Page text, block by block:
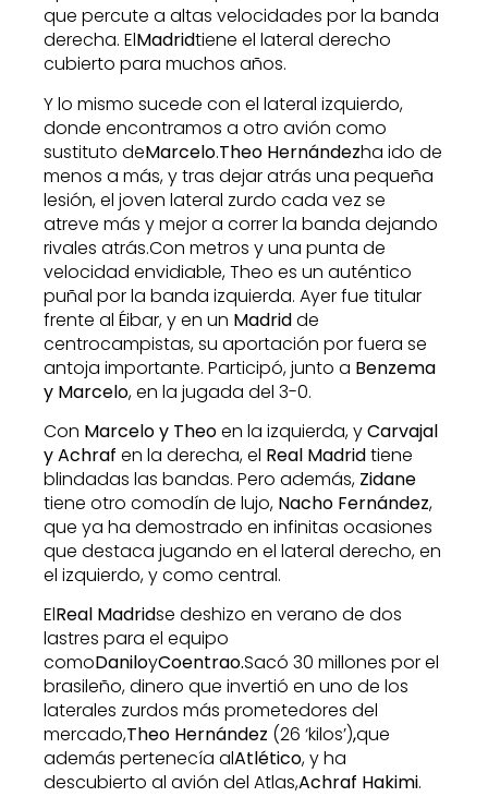
que percute a altas velocidades por la banda
derecha. ElMadridtiene el lateral derecho
cubierto para muchos años.
Y lo mismo sucede con el lateral izquierdo,
donde encontramos a otro avión como
sustituto deMarcelo.Theo Hernándezha ido de
menos a más, y tras dejar atrás una pequeña
lesión, el joven lateral zurdo cada vez se
atreve más y mejor a correr la banda dejando
rivales atrás.Con metros y una punta de
velocidad envidiable, Theo es un auténtico
puñal por la banda izquierda. Ayer fue titular
frente al Éibar, y en un Madridde
centrocampistas, su aportación por fuera se
antoja importante. Participó, junto a Benzema
y Marcelo, en la jugada del 3-0.
Con Marcelo y Theoen la izquierda, yCarvajal
y Achraf en la derecha, el Real Madridtiene
blindadas las bandas. Pero además, Zidane
tiene otro comodín de lujo, Nacho Fernández,
que ya ha demostrado en infinitas ocasiones
que destaca jugando en el lateral derecho, en
el izquierdo, y como central.
ElReal Madridse deshizo en verano de dos
lastres para el equipo
comoDaniloyCoentrao.Sacó 30 millones por el
brasileño, dinero que invertió en uno de los
laterales zurdos más prometedores del
mercado,Theo Hernández (26 ‘kilos’),que
además pertenecía alAtlético, y ha
descubierto al avión del Atlas,Achraf Hakimi.